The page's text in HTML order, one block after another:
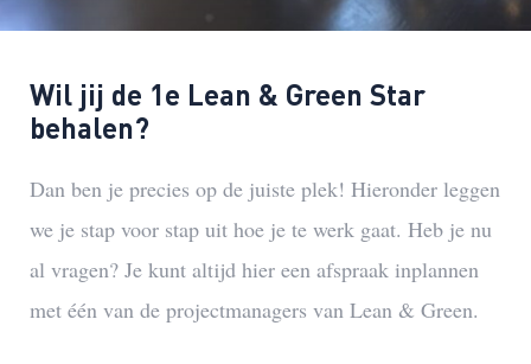
Wil jij de 1e Lean & Green Star
behalen?
Dan ben je precies op de juiste plek! Hieronder leggen
we je stap voor stap uit hoe je te werk gaat. Heb je nu
al vragen? Je kunt altijd hier een afspraak inplannen
met één van de projectmanagers van Lean & Green.